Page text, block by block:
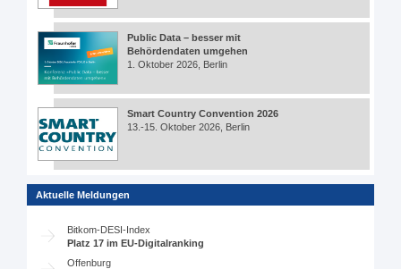
Public Data – besser mit
Behördendaten umgehen
1. Oktober 2026, Berlin
Smart Country Convention 2026
13.-15. Oktober 2026, Berlin
Aktuelle Meldungen
Bitkom-DESI-Index
Platz 17 im EU-Digitalranking
Offenburg